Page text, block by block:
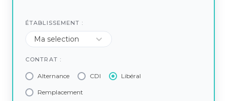
ÉTABLISSEMENT :
CONTRAT :
Alternance CDI Libéral
Remplacement